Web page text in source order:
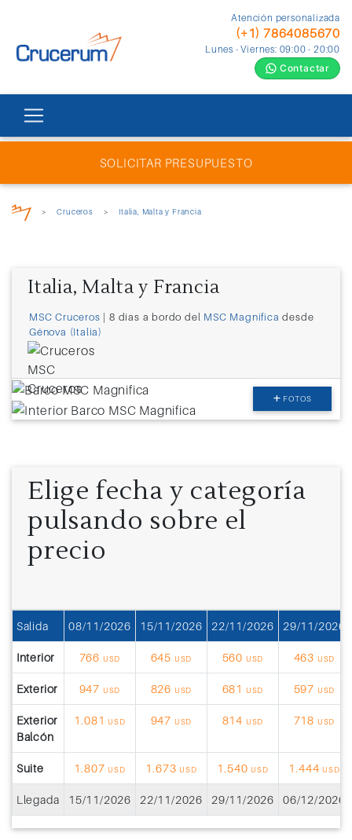
Atención personalizada
(+1) 7864085670
Lunes - Viernes: 09:00 - 20:00
Contactar
SOLICITAR PRESUPUESTO
> Cruceros > Italia, Malta y Francia
Italia, Malta y Francia
MSC Cruceros | 8 días a bordo del MSC Magnifica desde
Génova (Italia)
FOTOS
Elige fecha y categoría
pulsando sobre el
precio
Salida 08/11/2026 15/11/2026 22/11/2026 29/11/2026
Interior 766 USD 645 USD 560 USD 463 USD
Exterior 947 USD 826 USD 681 USD 597 USD
Exterior
Balcón
1.081 USD 947 USD 814 USD 718 USD
Suite 1.807 USD 1.673 USD 1.540 USD 1.444 USD
Llegada 15/11/2026 22/11/2026 29/11/2026 06/12/2026